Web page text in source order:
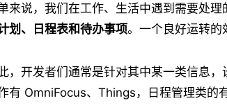
来说，我们在工作、生活中遇到需要处
划、日程表和待办事项。一个良好运转的
，开发者们通常是针对其中某一类信息
有 OmniFocus、Things，日程管理类